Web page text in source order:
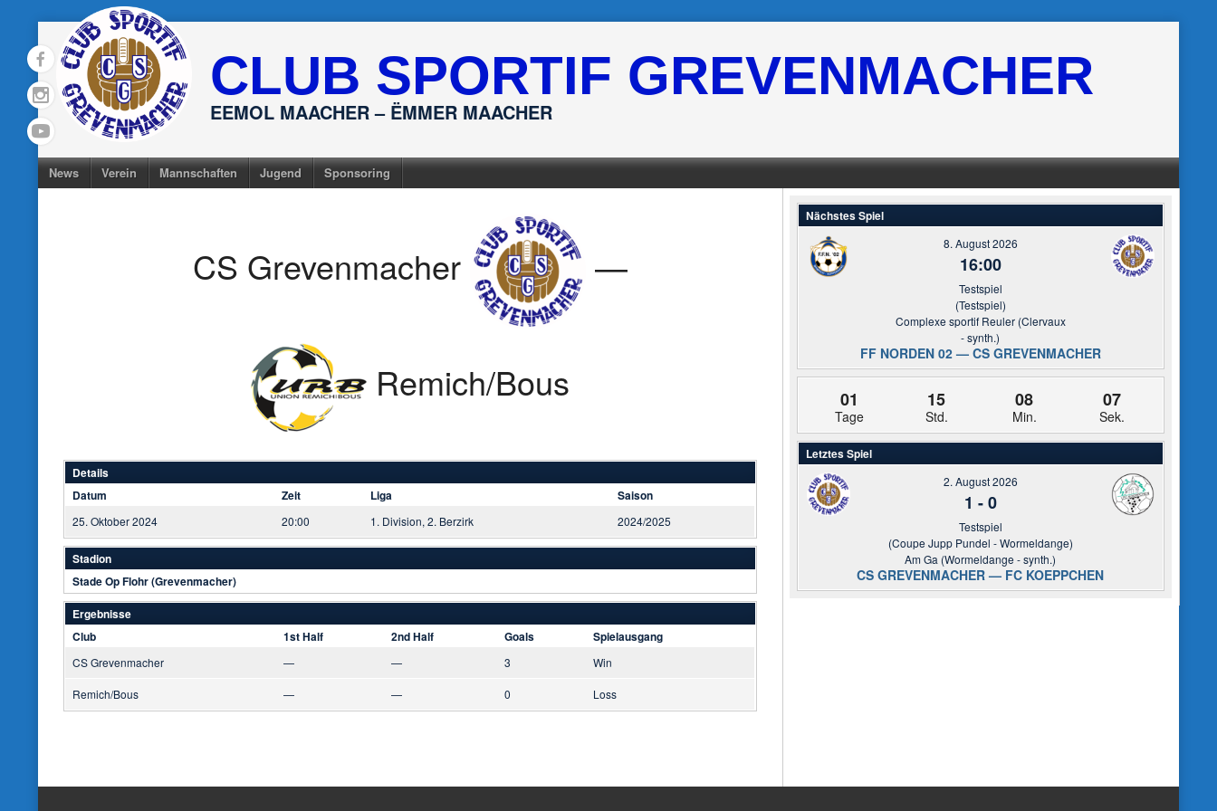
to
content
CLUB SPORTIF GREVENMACHER
EEMOL MAACHER – ËMMER MAACHER
News Verein Mannschaften Jugend Sponsoring
CS Grevenmacher —
Remich/Bous
Details
Datum
Zeit Liga Saison
25. Oktober 2024 20:00 1. Division, 2. Berzirk 2024/2025
Stadion
Stade Op Flohr (Grevenmacher)
Ergebnisse
Club
1st Half 2nd Half Goals Spielausgang
CS Grevenmacher — — 3 Win
Remich/Bous — — 0 Loss
Nächstes Spiel
8. August 2026
16:00
Testspiel
(Testspiel)
Complexe sportif Reuler (Clervaux
- synth.)
FF NORDEN 02 — CS GREVENMACHER
01
Tage
15
Std.
08
Min.
06
Sek.
Letztes Spiel
2. August 2026
1 -0
Testspiel
(Coupe Jupp Pundel - Wormeldange)
Am Ga (Wormeldange - synth.)
CS GREVENMACHER — FC KOEPPCHEN